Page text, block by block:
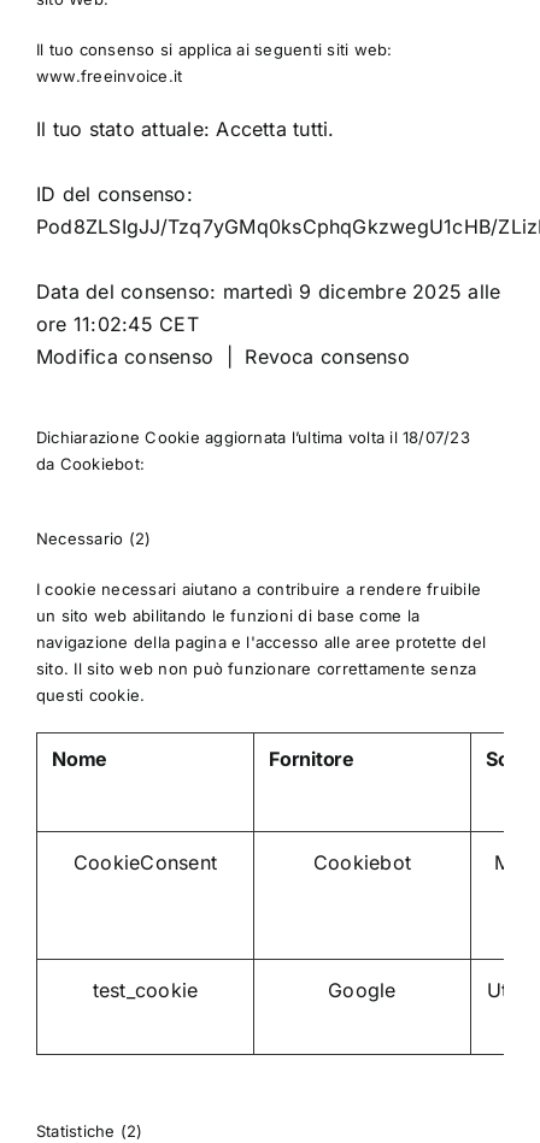
Il tuo consenso si applica ai seguenti siti web:
www.freeinvoice.it
Il tuo stato attuale: Accetta tutti.
ID del consenso:
Pod8ZLSIgJJ/Tzq7yGMq0ksCphqGkzwegU1cHB/
Data del consenso: martedì 9 dicembre 2025 alle
ore 11:02:45 CET
Modifica consenso
Revoca consenso
Dichiarazione Cookie aggiornata l’ultima volta il 18/07/23
da Cookiebot:
Necessario (2)
I cookie necessari aiutano a contribuire a rendere fruibile
un sito web abilitando le funzioni di base come la
navigazione della pagina e l'accesso alle aree protette del
sito. Il sito web non può funzionare correttamente senza
questi cookie.
Nome Fornitore
CookieConsent Cookiebot
test_cookie Google
Statistiche (2)